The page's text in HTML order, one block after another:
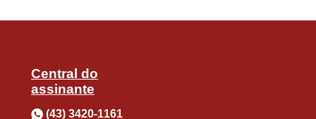
Central do
assinante
(43) 3420-1161